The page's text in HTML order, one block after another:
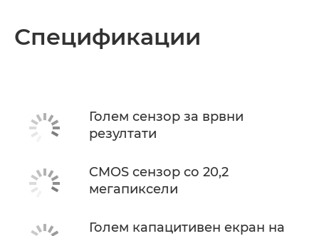
Спецификации
Голем сензор за врвни
резултати
CMOS сензор со 20,2
мегапиксели
Голем капацитивен екран на